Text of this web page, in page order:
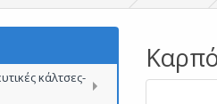
κάλτσες-